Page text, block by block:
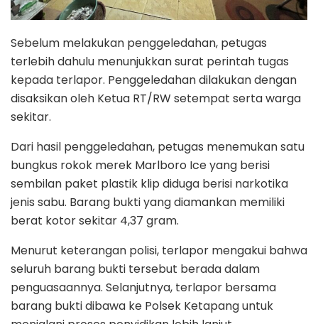
Sebelum melakukan penggeledahan, petugas
terlebih dahulu menunjukkan surat perintah tugas
kepada terlapor. Penggeledahan dilakukan dengan
disaksikan oleh Ketua RT/RW setempat serta warga
sekitar.
Dari hasil penggeledahan, petugas menemukan satu
bungkus rokok merek Marlboro Ice yang berisi
sembilan paket plastik klip diduga berisi narkotika
jenis sabu. Barang bukti yang diamankan memiliki
berat kotor sekitar 4,37 gram.
Menurut keterangan polisi, terlapor mengakui bahwa
seluruh barang bukti tersebut berada dalam
penguasaannya. Selanjutnya, terlapor bersama
barang bukti dibawa ke Polsek Ketapang untuk